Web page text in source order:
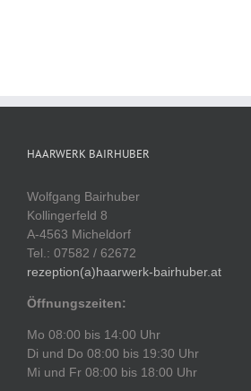
HAARWERK BAIRHUBER
Wolfgang Bairhuber
Kollingerfeld 8
A-4563 Micheldorf
Tel.: 07582 / 62672
rezeption(a)haarwerk-bairhuber.at
Öffnungszeiten:
Mo 08:00 bis 14:00 Uhr
Di und Do 08:00 bis 19:30 Uhr
Mi und Fr 08:00 bis 18:00 Uhr